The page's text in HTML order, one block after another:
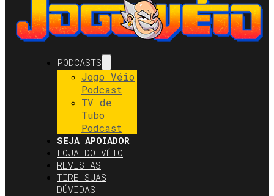
PODCASTS
Jogo Véio
Podcast
TV de
Tubo
Podcast
SEJA APOIADOR
LOJA DO VÉIO
REVISTAS
TIRE SUAS
DÚVIDAS